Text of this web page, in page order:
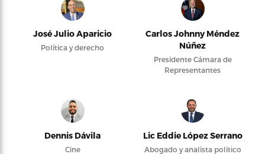
José Julio Aparicio
Política y derecho
Carlos Johnny Méndez
Núñez
Presidente Cámara de
Representantes
Dennis Dávila
Cine
Lic Eddie López Serrano
Abogado y analista político